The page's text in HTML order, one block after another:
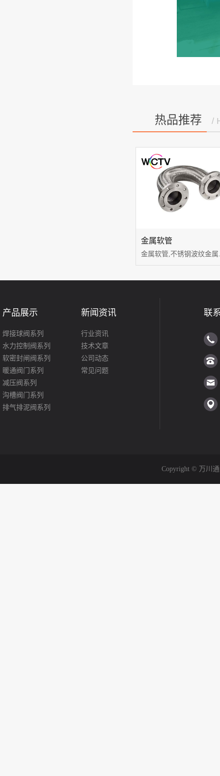
热品推荐 /
金属软管
金属
产品展示
焊接球阀系列
水力控制阀系列
软密封闸阀系列
暖通阀门系列
减压阀系列
沟槽阀门系列
排气排泥阀系列
新闻资讯
行业资讯
技术文章
公司动态
常见问题
联
Copyright © 万川